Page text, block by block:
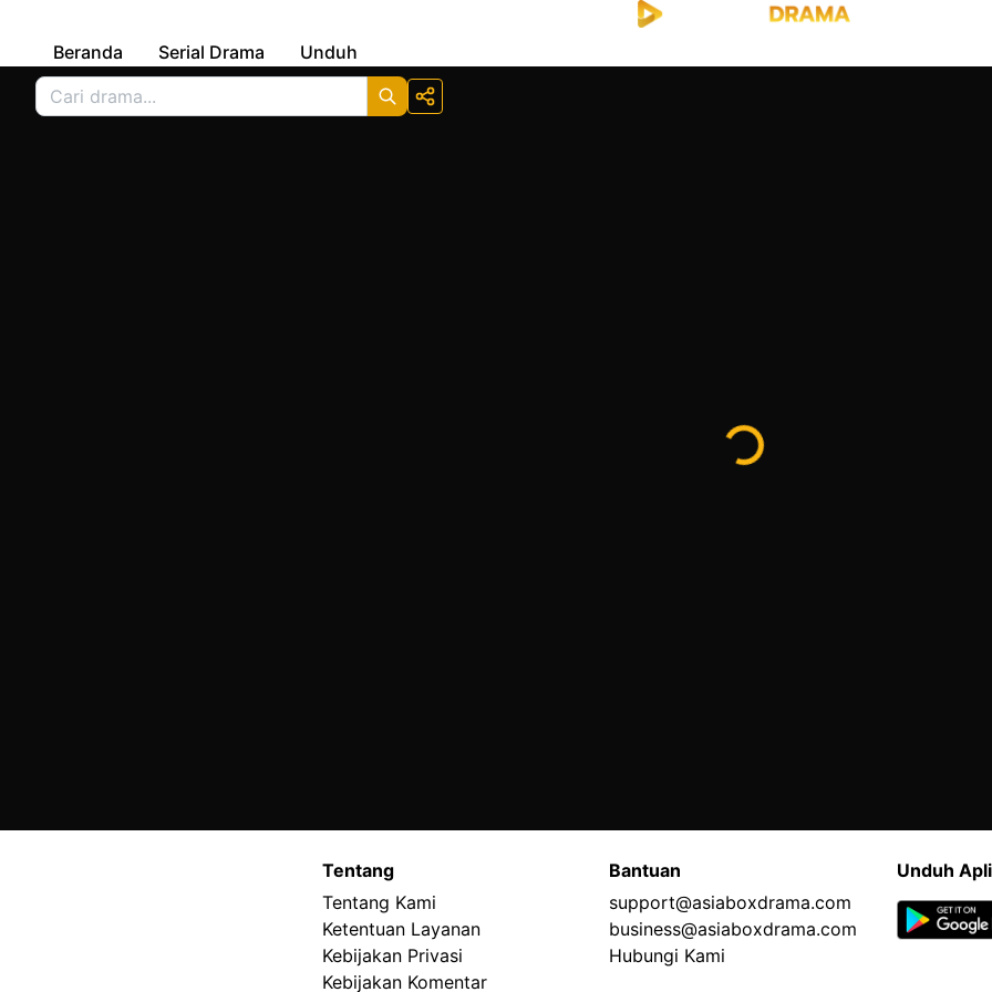
Beranda Serial Drama Unduh
Tentang
Tentang Kami
Ketentuan Layanan
Kebijakan Privasi
Kebijakan Komentar
Bantuan
support@asiaboxdrama.com
business@asiaboxdrama.com
Hubungi Kami
Unduh